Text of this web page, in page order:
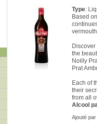
Type:
Based
the
Noilly
Prat
Each of
their
from all
Alcool
Ajouté par